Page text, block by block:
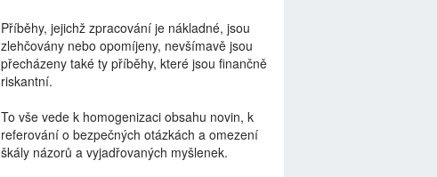
Příběhy, jejichž zpracování je nákladné, jsou
zlehčovány nebo opomíjeny, nevšímavě jsou
přecházeny také ty příběhy, které jsou finančně
riskantní.
To vše vede k homogenizaci obsahu novin, k
referování o bezpečných otázkách a omezení
škály názorů a vyjadřovaných myšlenek.